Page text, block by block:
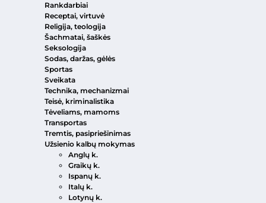
Rankdarbiai
Receptai, virtuvė
Religija, teologija
Šachmatai, šaškės
Seksologija
Sodas, daržas, gėlės
Sportas
Sveikata
Technika, mechanizmai
Teisė, kriminalistika
Tėveliams, mamoms
Transportas
Tremtis, pasipriešinimas
Užsienio kalbų mokymas
Anglų k.
Graikų k.
Ispanų k.
Italų k.
Lotynų k.